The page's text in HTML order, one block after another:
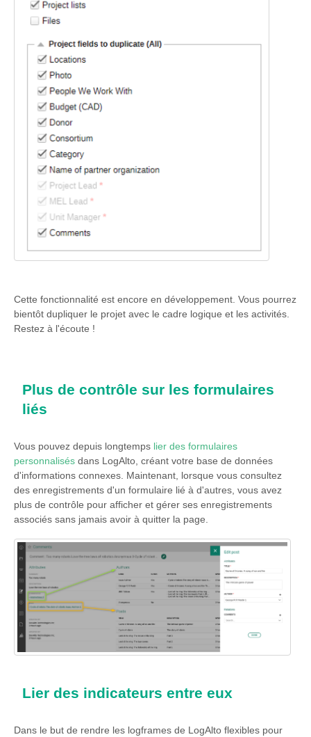
Cette fonctionnalité est encore en développement. Vous pourrez
bientôt dupliquer le projet avec le cadre logique et les activités.
Restez à l'écoute !
Plus de contrôle sur les formulaires
liés
Vous pouvez depuis longtemps lier des formulaires
personnalisés dans LogAlto, créant votre base de données
d'informations connexes. Maintenant, lorsque vous consultez
des enregistrements d'un formulaire lié à d'autres, vous avez
plus de contrôle pour afficher et gérer ses enregistrements
associés sans jamais avoir à quitter la page.
Lier des indicateurs entre eux
Dans le but de rendre les logframes de LogAlto flexibles pour